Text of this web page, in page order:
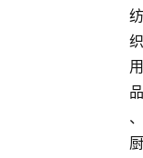
纺
织
用
品
、
厨